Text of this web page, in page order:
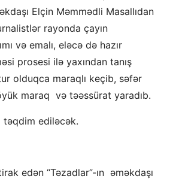
Elçin Məmmədli Masallıdan
rayonda çayın
və emalı, eləcə də hazır
prosesi ilə yaxından tanış
olduqca maraqlı keçib, səfər
maraq və təəssürat yaradıb.
təqdim ediləcək.
edən “Təzadlar”-ın əməkdaşı